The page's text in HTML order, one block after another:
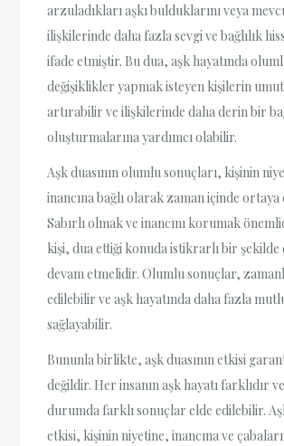
arzuladıkları aşkı bulduklarını veya
ilişkilerinde daha fazla sevgi ve bağlılık
ifade etmiştir. Bu dua, aşk hayatında
değişiklikler yapmak isteyen kişilerin
artırabilir ve ilişkilerinde daha derin bir
oluşturmalarına yardımcı olabilir.
Aşk duasının olumlu sonuçları, kişinin
inancına bağlı olarak zaman içinde ortaya
Sabırlı olmak ve inancını korumak
kişi, dua ettiği konuda istikrarlı bir şekilde
devam etmelidir. Olumlu sonuçlar,
edilebilir ve aşk hayatında daha fazla
sağlayabilir.
Bununla birlikte, aşk duasının etkisi
değildir. Her insanın aşk hayatı farklıdır
durumda farklı sonuçlar elde edilebilir.
etkisi, kişinin niyetine, inancına ve